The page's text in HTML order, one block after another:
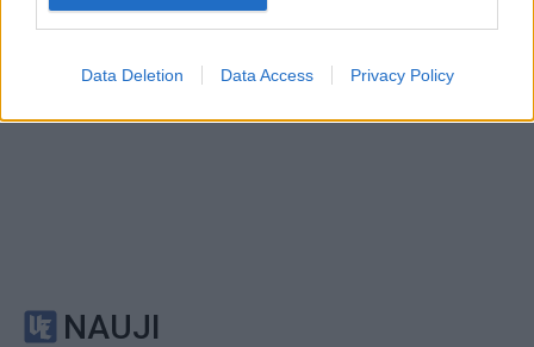
Data Deletion Data Access Privacy Policy
NAUJI